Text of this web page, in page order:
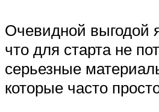
Очевидной выгодой
что для старта не
серьезные
которые часто